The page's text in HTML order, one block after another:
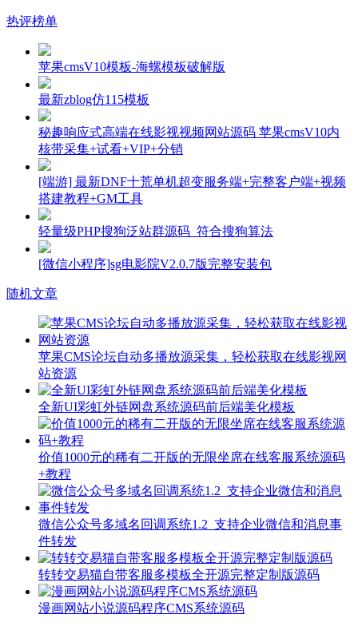
热评榜单
苹果cmsV10模板-海螺模板破解版
最新zblog仿115模板
秘趣响应式高端在线影视视频网站源码 苹果cmsV10内
核带采集+试看+VIP+分销
[端游] 最新DNF十荒单机超变服务端+完整客户端+视频
搭建教程+GM工具
轻量级PHP搜狗泛站群源码_符合搜狗算法
[微信小程序]sg电影院V2.0.7版完整安装包
随机文章
苹果CMS论坛自动多播放源采集，轻松获取在线影视网
站资源
全新UI彩虹外链网盘系统源码前后端美化模板
价值1000元的稀有二开版的无限坐席在线客服系统源码
+教程
微信公众号多域名回调系统1.2_支持企业微信和消息事
件转发
转转交易猫自带客服多模板全开源完整定制版源码
漫画网站小说源码程序CMS系统源码